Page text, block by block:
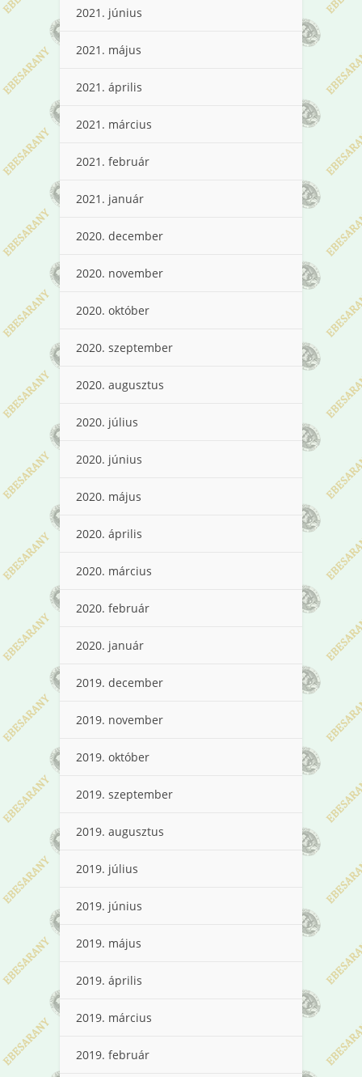
2021. június
2021. május
2021. április
2021. március
2021. február
2021. január
2020. december
2020. november
2020. október
2020. szeptember
2020. augusztus
2020. július
2020. június
2020. május
2020. április
2020. március
2020. február
2020. január
2019. december
2019. november
2019. október
2019. szeptember
2019. augusztus
2019. július
2019. június
2019. május
2019. április
2019. március
2019. február